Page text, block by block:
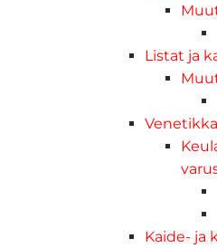
Listat ja
Kaide- ja